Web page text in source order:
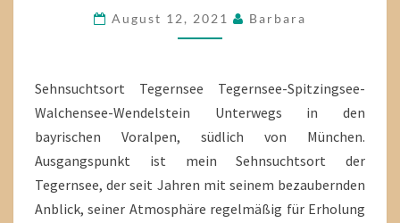
August 12, 2021 Barbara
Sehnsuchtsort Tegernsee Tegernsee-Spitzingsee-
Walchensee-Wendelstein Unterwegs in den
bayrischen Voralpen, südlich von München.
Ausgangspunkt ist mein Sehnsuchtsort der
Tegernsee, der seit Jahren mit seinem bezaubernden
Anblick, seiner Atmosphäre regelmäßig für Erholung